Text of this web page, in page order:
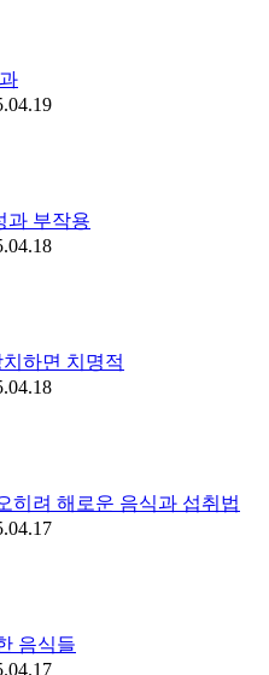
과 부작용
하면 치명적
히려 해로운 음식과 섭취법
음식들